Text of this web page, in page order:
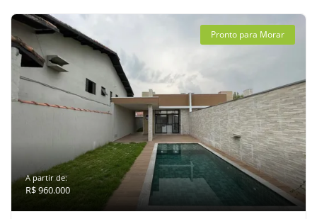
Pronto para Morar
A partir de:
R$ 960.000